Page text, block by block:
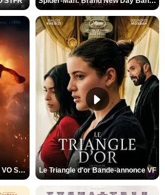
L'Odyssée Bande-annonce VO STFR Le Triangle d'or Bande-annonce VF